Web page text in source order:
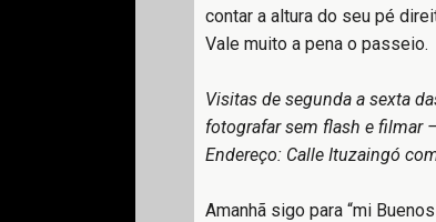
contar a altura do seu pé
Vale muito a pena o passeio.
Visitas de segunda a sexta
fotografar sem flash e filmar
Endereço: Calle Ituzaingó
Amanhã sigo para “mi